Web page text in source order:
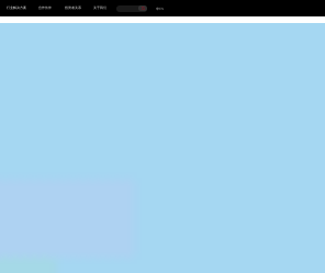
行业解决方案 合作伙伴 投资者关系 关于我们 中EN